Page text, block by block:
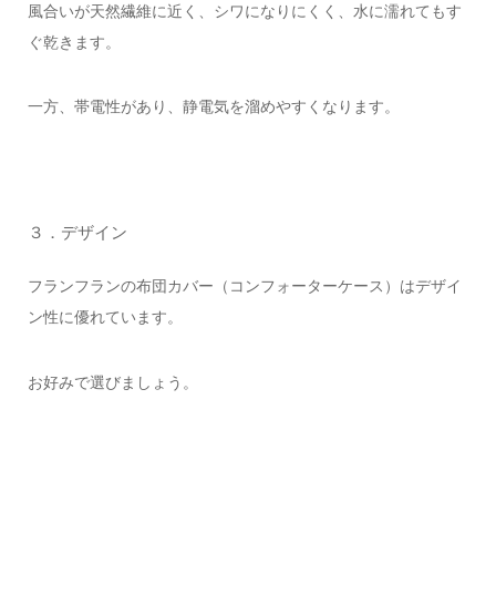
風合いが天然繊維に近く、シワになりにくく、水に濡れてもす
ぐ乾きます。
一方、帯電性があり、静電気を溜めやすくなります。
３．デザイン
フランフランの布団カバー（コンフォーターケース）はデザイ
ン性に優れています。
お好みで選びましょう。